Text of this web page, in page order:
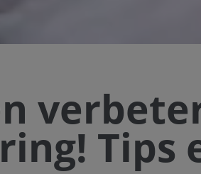
Tips